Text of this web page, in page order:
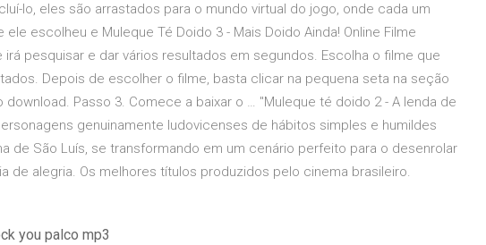
lo, eles são arrastados para o mundo virtual do jogo, onde cada um
escolheu e Muleque Té Doido 3 - Mais Doido Ainda! Online Filme
pesquisar e dar vários resultados em segundos. Escolha o filme que
Depois de escolher o filme, basta clicar na pequena seta na seção
Passo 3. Comece a baixar o … "Muleque té doido 2 - A lenda de
genuinamente ludovicenses de hábitos simples e humildes
de São Luís, se transformando em um cenário perfeito para o desenrolar
de alegria. Os melhores títulos produzidos pelo cinema brasileiro.
you palco mp3